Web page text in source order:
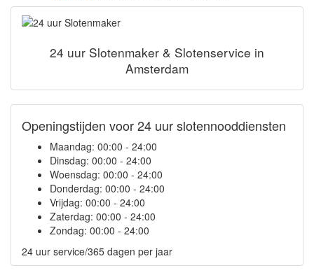
24 uur Slotenmaker & Slotenservice in
Amsterdam
Openingstijden voor 24 uur slotennooddiensten
Maandag: 00:00 - 24:00
Dinsdag: 00:00 - 24:00
Woensdag: 00:00 - 24:00
Donderdag: 00:00 - 24:00
Vrijdag: 00:00 - 24:00
Zaterdag: 00:00 - 24:00
Zondag: 00:00 - 24:00
24 uur service/365 dagen per jaar